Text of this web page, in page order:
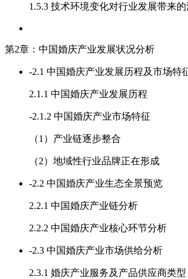
1.5.3 技术环境变化对行业发展带来
第2章：中国婚庆产业发展状况分析
-2.1 中国婚庆产业发展历程及市场特
2.1.1 中国婚庆产业发展历程
-2.1.2 中国婚庆产业市场特征
（1）产业链逐步整合
（2）地域性行业品牌正在形成
-2.2 中国婚庆产业生态全景预览
2.2.1 中国婚庆产业链分析
2.2.2 中国婚庆产业核心环节分析
-2.3 中国婚庆产业市场供给分析
2.3.1 婚庆产业服务及产品供应商类型